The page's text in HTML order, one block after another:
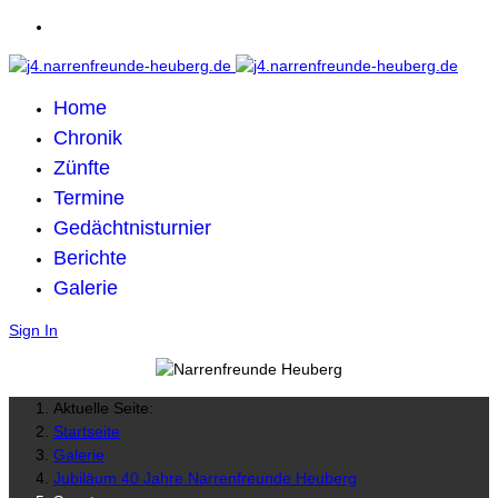
Home
Chronik
Zünfte
Termine
Gedächtnisturnier
Berichte
Galerie
Sign In
Aktuelle Seite:
Startseite
Galerie
Jubiläum 40 Jahre Narrenfreunde Heuberg